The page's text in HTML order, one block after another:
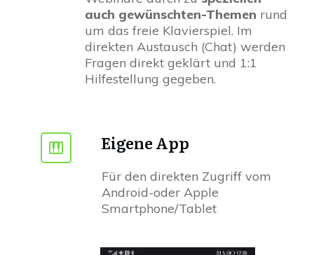
auch gewünschten-Themen rund
um das freie Klavierspiel. Im
direkten Austausch (Chat) werden
Fragen direkt geklärt und 1:1
Hilfestellung gegeben.
Eigene App
Für den direkten Zugriff vom
Android-oder Apple
Smartphone/Tablet